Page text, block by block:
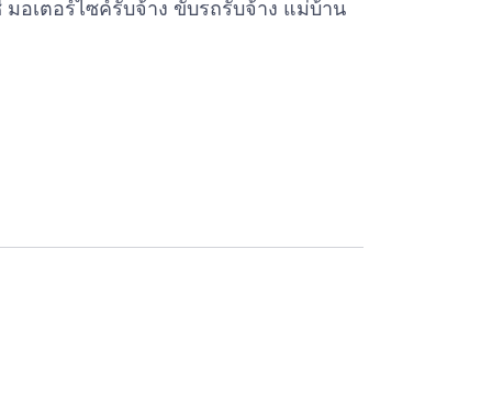
อเตอร์ไซค์รับจ้าง ขับรถรับจ้าง แม่บ้าน